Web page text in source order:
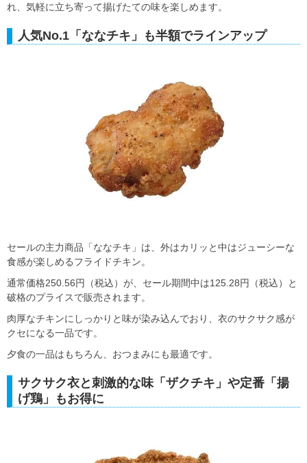
れ、気軽に立ち寄って揚げたての味を楽しめます。
人気No.1「ななチキ」も半額でラインアップ
セールの主力商品「ななチキ」は、外はカリッと中はジューシーな
食感が楽しめるフライドチキン。
通常価格250.56円（税込）が、セール期間中は125.28円（税込）と
破格のプライスで販売されます。
肉厚なチキンにしっかりと味が染み込んでおり、衣のサクサク感が
クセになる一品です。
夕食の一品はもちろん、おつまみにも最適です。
サクサク衣と刺激的な味「ザクチキ」や定番「揚
げ鶏」もお得に